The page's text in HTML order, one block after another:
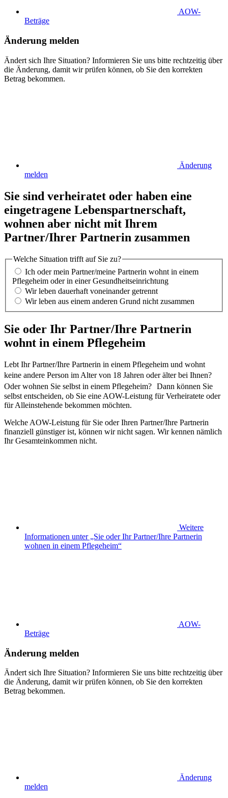
AOW-
Beträge
Änderung melden
Ändert sich Ihre Situation? Informieren Sie uns bitte rechtzeitig über
die Änderung, damit wir prüfen können, ob Sie den korrekten
Betrag bekommen.
Änderung
melden
Sie sind verheiratet oder haben eine
eingetragene Lebenspartnerschaft,
wohnen aber nicht mit Ihrem
Partner/Ihrer Partnerin zusammen
Welche Situation trifft auf Sie zu?
Ich oder mein Partner/meine Partnerin wohnt in einem
Pflegeheim oder in einer Gesundheitseinrichtung
Wir leben dauerhaft voneinander getrennt
Wir leben aus einem anderen Grund nicht zusammen
Sie oder Ihr Partner/Ihre Partnerin
wohnt in einem Pflegeheim
Lebt Ihr Partner/Ihre Partnerin in einem Pflegeheim und wohnt
keine andere Person im Alter von 18 Jahren oder älter bei Ihnen?
Oder wohnen Sie selbst in einem Pflegeheim? Dann können Sie
selbst entscheiden, ob Sie eine AOW-Leistung für Verheiratete oder
für Alleinstehende bekommen möchten.
Welche AOW-Leistung für Sie oder Ihren Partner/Ihre Partnerin
finanziell günstiger ist, können wir nicht sagen. Wir kennen nämlich
Ihr Gesamteinkommen nicht.
Weitere
Informationen unter „Sie oder Ihr Partner/Ihre Partnerin
wohnen in einem Pflegeheim“
AOW-
Beträge
Änderung melden
Ändert sich Ihre Situation? Informieren Sie uns bitte rechtzeitig über
die Änderung, damit wir prüfen können, ob Sie den korrekten
Betrag bekommen.
Änderung
melden